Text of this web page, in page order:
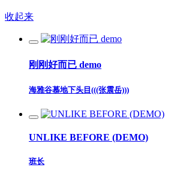
收起来
刚刚好而已 demo
海雅谷慕地下头目(((张震岳)))
UNLIKE BEFORE (DEMO)
班长